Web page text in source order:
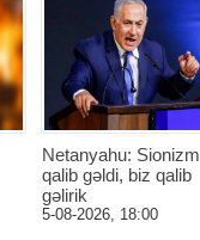
Netanyahu: Sionizm
qalib gəldi, biz qalib
gəlirik
5-08-2026, 18:00